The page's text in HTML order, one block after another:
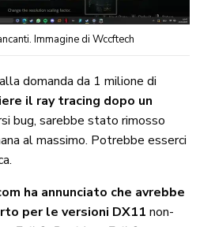
Immagine di Wccftech
domanda da 1 milione di
il ray tracing dopo un
bug, sarebbe stato rimosso
al massimo. Potrebbe esserci
ha annunciato che avrebbe
per le versioni DX11 non-